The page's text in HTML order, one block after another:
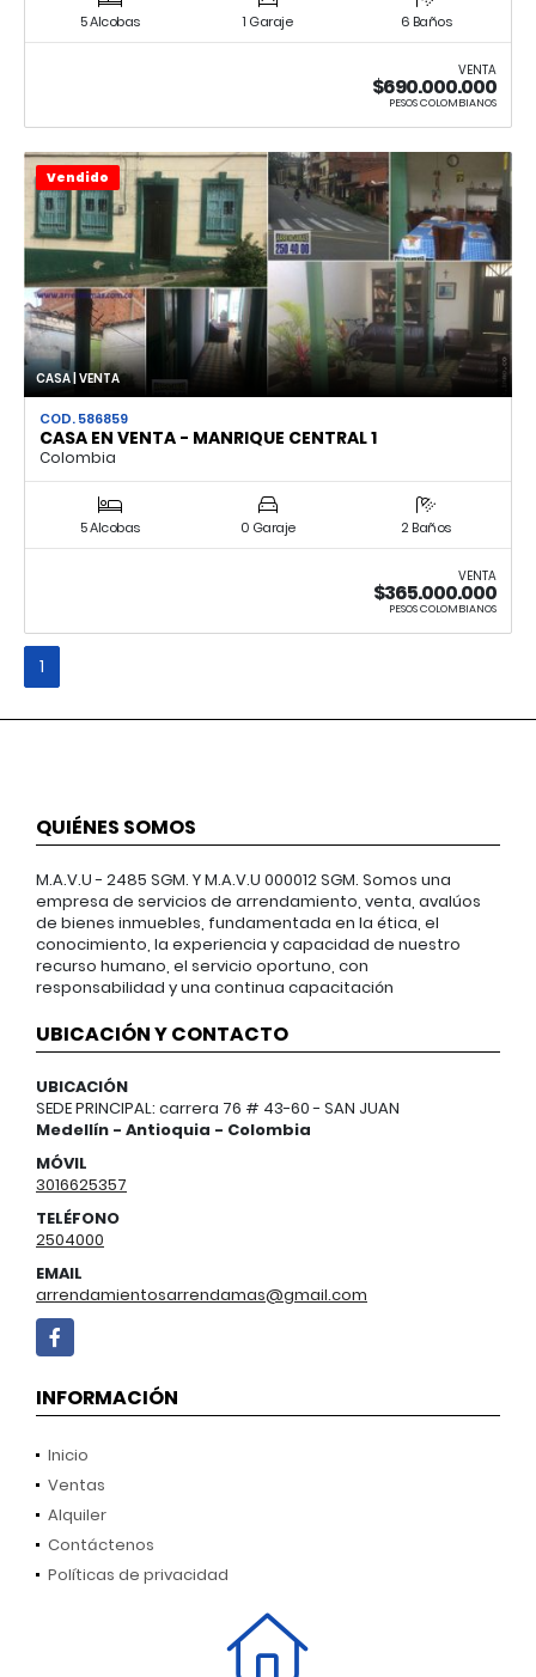
5 Alcobas 1 Garaje 6 Baños
VENTA
$690.000.000
PESOS COLOMBIANOS
Vendido
CASA | VENTA
COD. 586859
CASA EN VENTA - MANRIQUE CENTRAL 1
Colombia
5 Alcobas 0 Garaje 2 Baños
VENTA
$365.000.000
PESOS COLOMBIANOS
1
QUIÉNES SOMOS
M.A.V.U - 2485 SGM. Y M.A.V.U 000012 SGM. Somos una
empresa de servicios de arrendamiento, venta, avalúos
de bienes inmuebles, fundamentada en la ética, el
conocimiento, la experiencia y capacidad de nuestro
recurso humano, el servicio oportuno, con
responsabilidad y una continua capacitación
UBICACIÓN Y CONTACTO
UBICACIÓN
SEDE PRINCIPAL: carrera 76 # 43-60 - SAN JUAN
Medellín - Antioquia - Colombia
MÓVIL
3016625357
TELÉFONO
2504000
EMAIL
arrendamientosarrendamas@gmail.com
Facebook
INFORMACIÓN
Inicio
Ventas
Alquiler
Contáctenos
Políticas de privacidad